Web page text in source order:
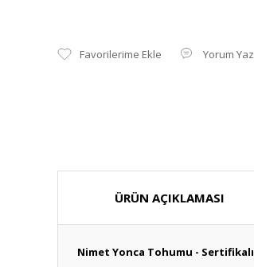
Yorum Yaz
ÜRÜN AÇIKLAMASI
Nimet Yonca Tohumu - Sertifikalı